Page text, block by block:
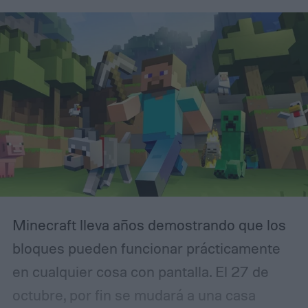
Colombia y Perú, las 13:00 en México y las
21:00 en la España peninsular. Seis horas
más tarde, el mismo contenido se publicará
sin restricciones en el canal oficial de
YouTube de Rockstar Games y en el sitio
web de GTA VI, es decir, a las 21:00 ET.
Minecraft lleva años demostrando que los
bloques pueden funcionar prácticamente
en cualquier cosa con pantalla. El 27 de
octubre, por fin se mudará a una casa